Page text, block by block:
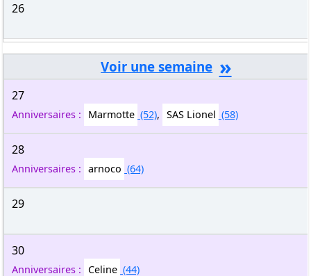
26
»
27
Anniversaires : Marmotte (52), SAS Lionel (58)
28
Anniversaires : arnoco (64)
29
30
Anniversaires : Celine (44)